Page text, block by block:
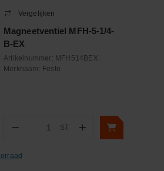
Vergelijken
Magneetventiel MFH-5-1/4-
B-EX
Artikelnummer: MFH514BEX
Merknaam: Festo
− Aantal
ST +